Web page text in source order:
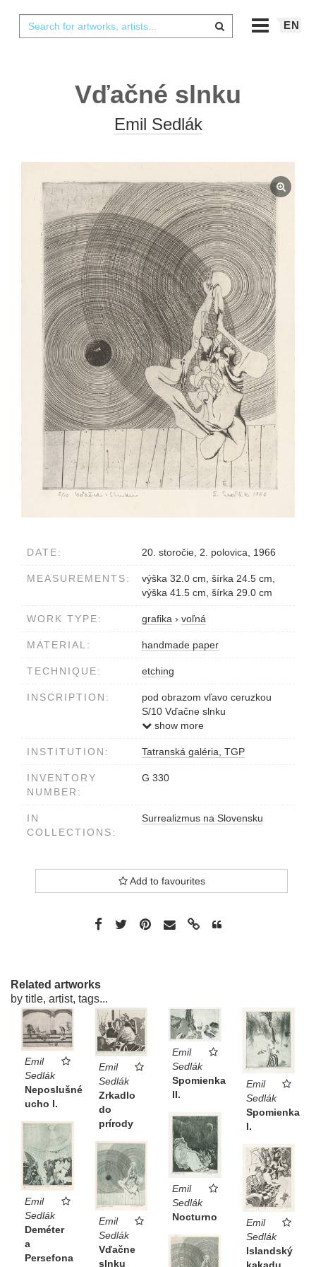
EN
Vďačné slnku
Emil Sedlák
DATE: 20. storočie, 2. polovica, 1966
MEASUREMENTS:
výška 32.0 cm, šírka 24.5 cm,
výška 41.5 cm, šírka 29.0 cm
WORK TYPE: grafika › voľná
MATERIAL: handmade paper
TECHNIQUE: etching
INSCRIPTION:
pod obrazom vľavo ceruzkou
S/10 Vďačne slnku
vpravo E.Sedlák 1966
show more
INSTITUTION: Tatranská galéria, TGP
INVENTORY
NUMBER:
G 330
IN
COLLECTIONS:
Surrealizmus na Slovensku
Add to favourites
Related artworks
by title, artist, tags...
Emil
Sedlák
Neposlušné
ucho I.
Emil
Sedlák
Zrkadlo
do
prírody
Emil
Sedlák
Spomienka
II.
Emil
Sedlák
Spomienka
I.
Emil
Sedlák
Nocturno
Emil
Sedlák
Deméter
a
Persefona
Emil
Sedlák
Vďačne
slnku
Emil
Sedlák
Islandský